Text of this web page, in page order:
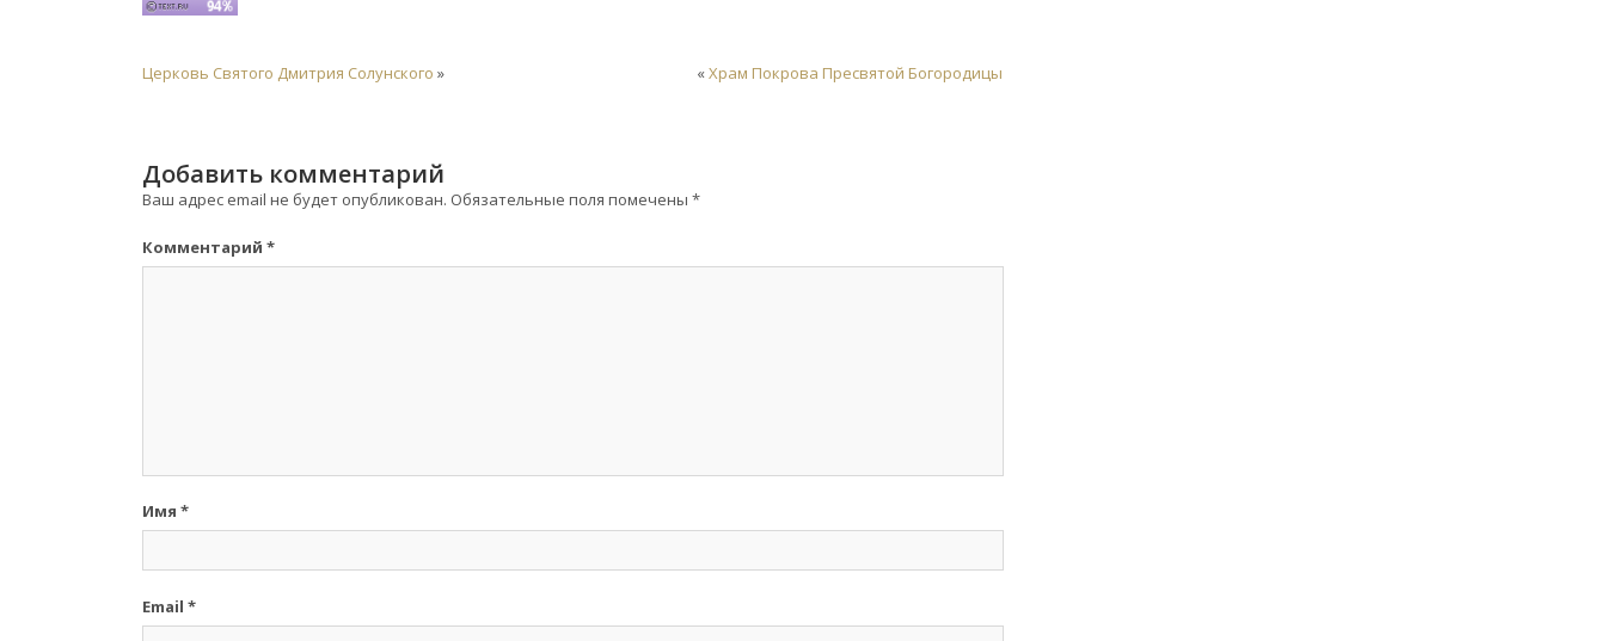
Церковь Святого Дмитрия Солунского » «Храм Покрова Пресвятой Богородицы
Добавить комментарий
Ваш адрес email не будет опубликован. Обязательные поля помечены *
Комментарий *
Имя *
Email *